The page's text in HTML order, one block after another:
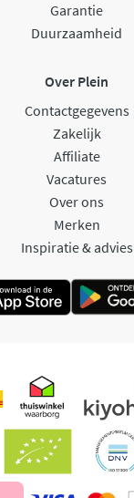
Garantie
Duurzaamheid
Over Plein
Contactgegevens
Zakelijk
Affiliate
Vacatures
Over ons
Merken
Inspiratie & advies